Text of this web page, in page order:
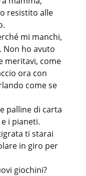
resistito alle
mi manchi,
Non ho avuto
meritavi, come
ora con
come se
palline di carta
i pianeti.
ti starai
in giro per
giochini?